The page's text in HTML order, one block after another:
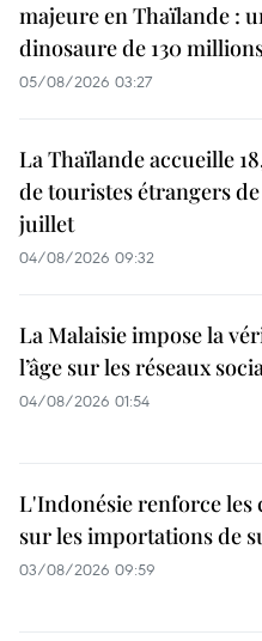
majeure en Thaïlande :
dinosaure de 130
05/08/2026 03:27
La Thaïlande accueille
de touristes étrangers
juillet
04/08/2026 09:32
La Malaisie impose la
l’âge sur les réseaux
04/08/2026 01:54
L'Indonésie renforce les
sur les importations de
03/08/2026 09:59